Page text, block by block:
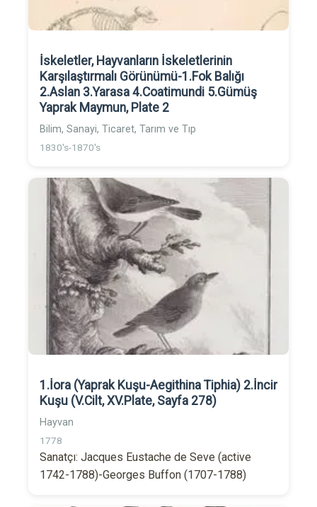
İskeletler, Hayvanların İskeletlerinin
Karşılaştırmalı Görünümü-1.Fok Balığı
2.Aslan 3.Yarasa 4.Coatimundi 5.Gümüş
Yaprak Maymun, Plate 2
Bilim, Sanayi, Ticaret, Tarım ve Tıp
1830's-1870's
1.İora (Yaprak Kuşu-Aegithina Tiphia) 2.İncir
Kuşu (V.Cilt, XV.Plate, Sayfa 278)
Hayvan
1778
Sanatçı: Jacques Eustache de Seve (active
1742-1788)-Georges Buffon (1707-1788)